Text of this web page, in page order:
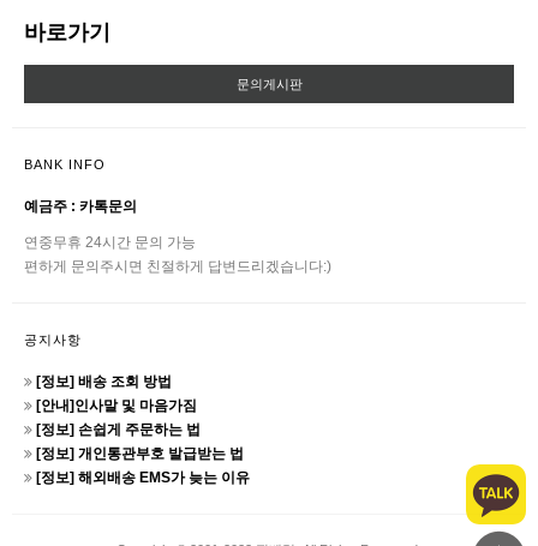
바로가기
문의게시판
BANK INFO
예금주 : 카톡문의
연중무휴 24시간 문의 가능
편하게 문의주시면 친절하게 답변드리겠습니다:)
공지사항
[정보] 배송 조회 방법
[안내]인사말 및 마음가짐
[정보] 손쉽게 주문하는 법
[정보] 개인통관부호 발급받는 법
[정보] 해외배송 EMS가 늦는 이유